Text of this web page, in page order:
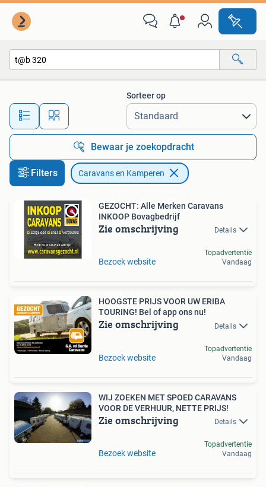
Alle afstanden…
Sorteer op
Bewaar je zoekopdracht
Filters Caravans en Kamperen
GEZOCHT: Alle Merken Caravans
INKOOP Bovagbedrijf
Zie omschrijving Details
Bezoek website
Topadvertentie
Vandaag
HOOGSTE PRIJS VOOR UW ERIBA
TOURING! Bel of app ons nu!
Zie omschrijving Details
Bezoek website
Topadvertentie
Vandaag
WIJ ZOEKEN MET SPOED CARAVANS
VOOR DE VERHUUR, NETTE PRIJS!
Zie omschrijving Details
Bezoek website
Topadvertentie
Vandaag